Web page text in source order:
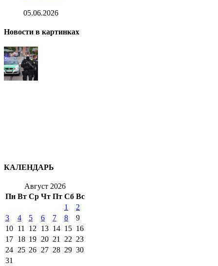
05.06.2026
Новости в картинках
КАЛЕНДАРЬ
Август 2026
Пн Вт Ср Чт Пт Сб Вс
1
2
3
4 5 6 7 8
9
10 11 12 13 14 15 16
17 18 19 20 21 22 23
24 25 26 27 28 29 30
31